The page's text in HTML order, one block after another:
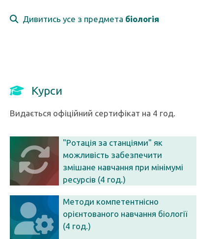
Дивитись усе з предмета біологія
Курси
Видається офіційний сертифікат на 4 год.
"Ротація за станціями" як
можливість забезпечити
змішане навчання при мінімумі
ресурсів (4 год.)
Методи компетентнісно
орієнтованого навчання біології
(4 год.)